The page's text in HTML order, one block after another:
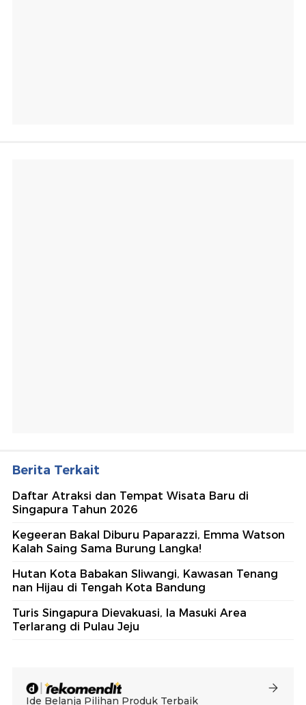
Berita Terkait
Daftar Atraksi dan Tempat Wisata Baru di
Singapura Tahun 2026
Kegeeran Bakal Diburu Paparazzi, Emma Watson
Kalah Saing Sama Burung Langka!
Hutan Kota Babakan Sliwangi, Kawasan Tenang
nan Hijau di Tengah Kota Bandung
Turis Singapura Dievakuasi, Ia Masuki Area
Terlarang di Pulau Jeju